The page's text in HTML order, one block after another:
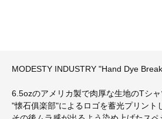
MODESTY INDUSTRY "Hand Dye
6.5ozのアメリカ製で肉厚な生地のTシャ
"懐石俱楽部"によるロゴを蓄光プリント